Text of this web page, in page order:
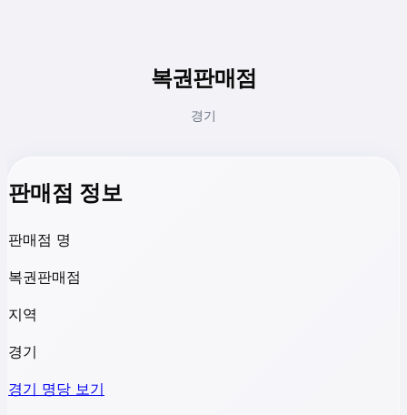
복권판매점
경기
판매점 정보
판매점 명
복권판매점
지역
경기
경기 명당 보기